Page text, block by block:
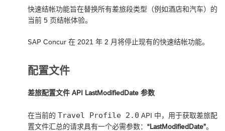
快速结帐功能旨在替换所有差旅段类型（例如酒店和汽车）的
当前 5 页结帐体验。
SAP Concur 在 2021 年 2 月将停止现有的快速结帐功能。
配置文件
差旅配置文件 API LastModifiedDate 参数
在当前的 Travel Profile 2.0 API 中，用于获取差旅配
置文件汇总的请求具有一个必需参数： “LastModifiedDate”。